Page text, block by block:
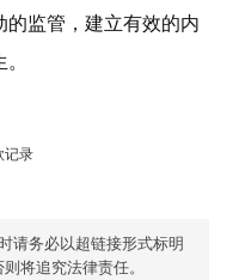
监管，建立有效的内
记录
请务必以超链接形式标明
将追究法律责任。